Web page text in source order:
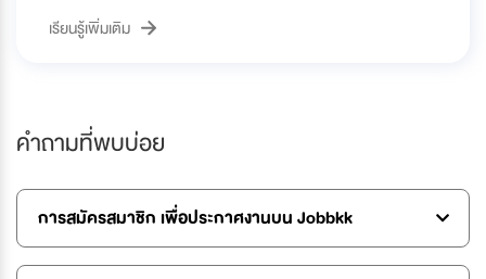
เรียนรู้เพิ่มเติม
คำถามที่พบบ่อย
การสมัครสมาชิก เพื่อประกาศงานบน Jobbkk